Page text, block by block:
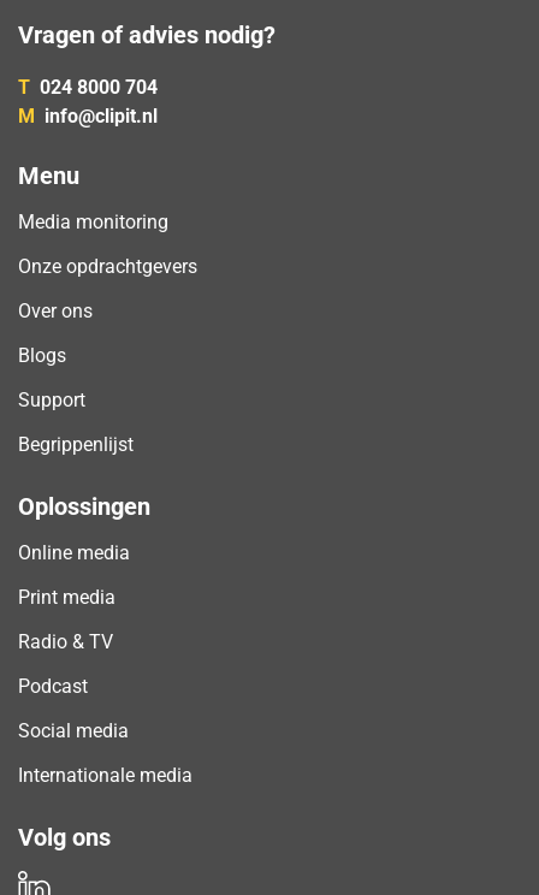
Vragen of advies nodig?
T 024 8000 704
M info@clipit.nl
Menu
Media monitoring
Onze opdrachtgevers
Over ons
Blogs
Support
Begrippenlijst
Oplossingen
Online media
Print media
Radio & TV
Podcast
Social media
Internationale media
Volg ons